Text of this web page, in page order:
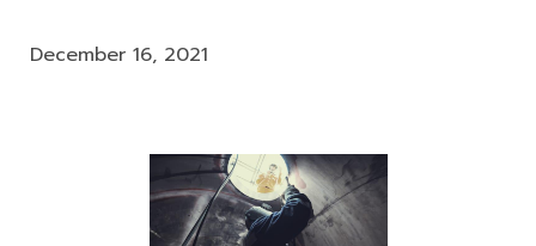
December 16, 2021